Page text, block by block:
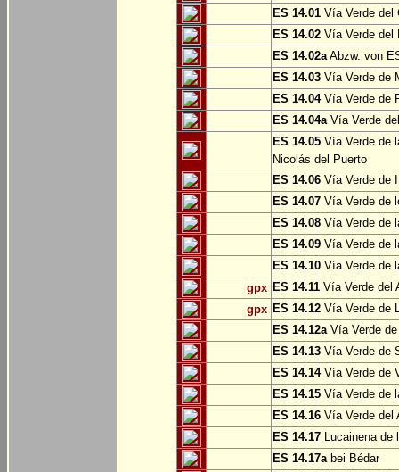
ES 14.01 Vía Verde del
ES 14.02 Vía Verde del
ES 14.02aAbzw. von
ES 14.03 Vía Verde de
ES 14.04Vía Verde de
ES 14.04aVía Verde
ES 14.05 Vía Verde de
Nicolás del Puerto
ES 14.06 Vía Verde de
ES 14.07 Vía Verde de
ES 14.08 Vía Verde de
ES 14.09 Vía Verde de
ES 14.10 Vía Verde de
gpx ES 14.11 Vía Verde del
gpx ES 14.12 Vía Verde de
ES 14.12aVía Verde de
ES 14.13 Vía Verde de
ES 14.14Vía Verde de
ES 14.15 Vía Verde de
ES 14.16 Vía Verde del
ES 14.17 Lucainena de
ES 14.17abei Bédar